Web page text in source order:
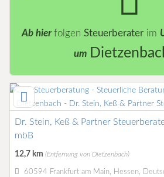
Ab hierfolgen Steuerberaterim
um
Dr. Stein, Keß & Partner
mbB
12,7 km (Entfernung von Dietzenbach)
60594 Frankfurt am Main, Hessen,